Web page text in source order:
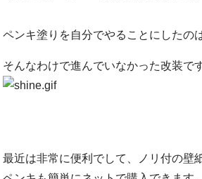
ペンキ塗りを自分でやることにしたの
そんなわけで進んでいなかった改装で
最近は非常に便利でして、ノリ付の壁